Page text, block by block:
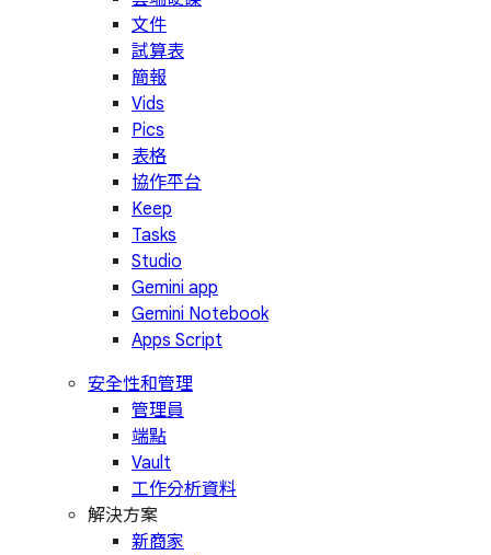
文件
試算表
簡報
Vids
Pics
表格
協作平台
Keep
Tasks
Studio
Gemini app
Gemini Notebook
Apps Script
安全性和管理
管理員
端點
Vault
工作分析資料
解決方案
新商家